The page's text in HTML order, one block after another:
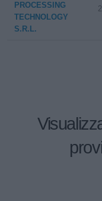
PROCESSING
TECHNOLOGY
S.R.L.